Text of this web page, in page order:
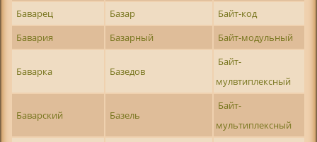
Баварец
Базар
Байт-код
Бавария
Базарный Байт-модульный
Баварка Базедов
Байт-
мулвтиплексный
Баварский Базель
Байт-
мультиплексный